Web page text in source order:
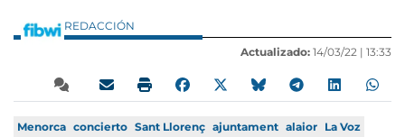
REDACCIÓN
Actualizado: 14/03/22 | 13:33
Menorca concierto Sant Llorenç ajuntament alaior La Voz